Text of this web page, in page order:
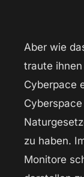
Aber wie
traute
Cyberpace
zu haben.
Monitore